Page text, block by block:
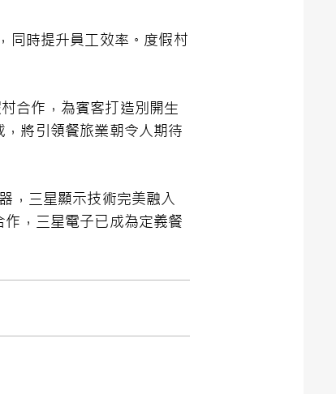
同時提升員工效率。度假村
合作，為賓客打造別開生
將引領餐旅業朝令人期待
，三星顯示技術完美融入
，三星電子已成為定義餐